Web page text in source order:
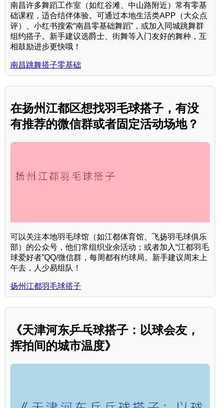
南昌许多舞蹈工作室（如红谷滩、中山路附近）常有零基
础课程，适合结伴体验。可通过本地生活类APP（大众点
评）、小红书搜索“南昌零基础舞蹈”，或加入同城跳舞群
组约搭子。新手建议选爵士、街舞等入门友好的舞种，互
相鼓励进步更快哦！
南昌跳舞搭子零基础
在扬州江都区想找羽毛球搭子，有没
有推荐的微信群或者固定活动场地？
可以关注本地羽毛球馆（如江都体育馆、飞扬羽毛球俱乐
部）的公众号，他们常组织业余活动；或者加入“江都羽毛
球爱好者”QQ/微信群，每周都有约球局。新手建议周末上
午去，人少易组队！
扬州江都羽毛球搭子
《天津河东乒乓球搭子：以球会友，
挥拍间的城市温度》